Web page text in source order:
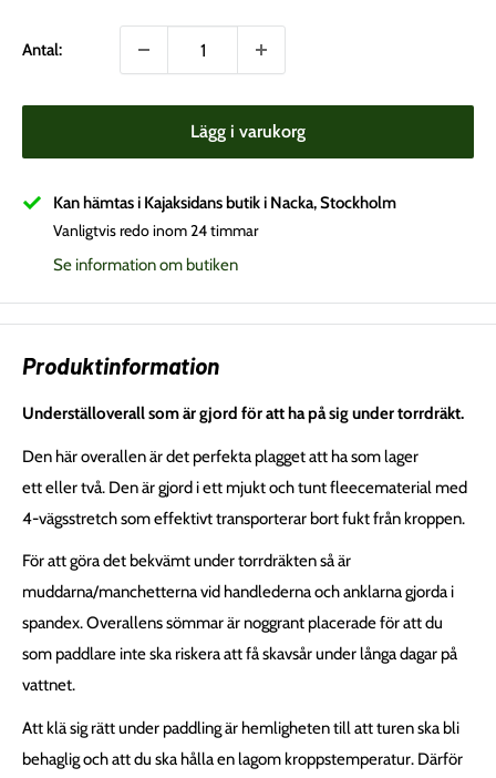
Antal:
Lägg i varukorg
Kan hämtas i Kajaksidans butik i Nacka, Stockholm
Vanligtvis redo inom 24 timmar
Se information om butiken
Produktinformation
Underställoverall som är gjord för att ha på sig under torrdräkt.
Den här overallen är det perfekta plagget att ha som lager
ett eller två. Den är gjord i ett mjukt och tunt fleecematerial med
4-vägsstretch som effektivt transporterar bort fukt från kroppen.
För att göra det bekvämt under torrdräkten så är
muddarna/manchetterna vid handlederna och anklarna gjorda i
spandex.Overallens sömmar är noggrant placerade för att du
som paddlare inte ska riskera att få skavsår under långa dagar på
vattnet.
Att klä sig rätt under paddling är hemligheten till att turen ska bli
behaglig och att du ska hålla en lagom kroppstemperatur. Därför